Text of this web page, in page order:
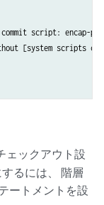
script: encap-
[system scripts
ェックアウト設
るには、 階層
ートメントを設